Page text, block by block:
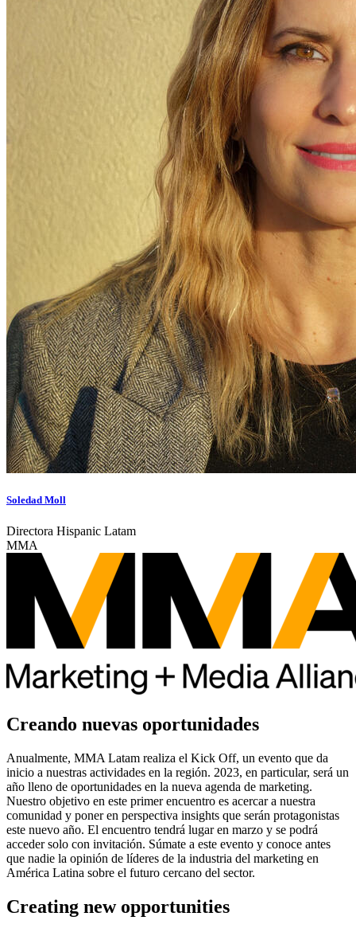
Soledad Moll
Directora Hispanic Latam
MMA
Creando nuevas oportunidades
Anualmente, MMA Latam realiza el Kick Off, un evento que da
inicio a nuestras actividades en la región. 2023, en particular, será un
año lleno de oportunidades en la nueva agenda de marketing.
Nuestro objetivo en este primer encuentro es acercar a nuestra
comunidad y poner en perspectiva insights que serán protagonistas
este nuevo año. El encuentro tendrá lugar en marzo y se podrá
acceder solo con invitación. Súmate a este evento y conoce antes
que nadie la opinión de líderes de la industria del marketing en
América Latina sobre el futuro cercano del sector.
Creating new opportunities